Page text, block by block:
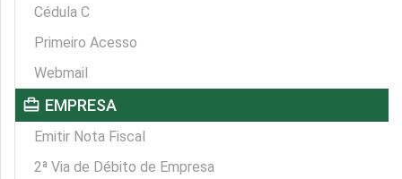
Cédula C
Primeiro Acesso
Webmail
card_travel EMPRESA
Emitir Nota Fiscal
2ª Via de Débito de Empresa